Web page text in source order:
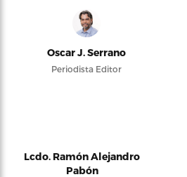
Oscar J. Serrano
Periodista Editor
Lcdo. Ramón Alejandro
Pabón